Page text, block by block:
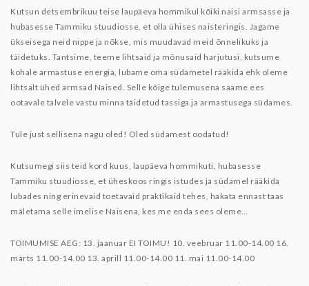
Kutsun detsembrikuu teise laupäeva hommikul kõiki naisi armsasse ja
hubasesse Tammiku stuudiosse, et olla ühises naisteringis. Jagame
ükseisega neid nippe ja nõkse, mis muudavad meid õnnelikuks ja
täidetuks. Tantsime, teeme lihtsaid ja mõnusaid harjutusi, kutsume
kohale armastuse energia, lubame oma südametel rääkida ehk oleme
lihtsalt ühed armsad Naised. Selle kõige tulemusena saame ees
ootavale talvele vastu minna täidetud tassiga ja armastusega südames.
Tule just sellisena nagu oled! Oled südamest oodatud!
Kutsumegi siis teid kord kuus, laupäeva hommikuti, hubasesse
Tammiku stuudiosse, et üheskoos ringis istudes ja südamel rääkida
lubades ning erinevaid toetavaid praktikaid tehes, hakata ennast taas
mäletama selle imelise Naisena, kes me enda sees oleme…
TOIMUMISE AEG: 13. jaanuar EI TOIMU! 10. veebruar 11.00-14.00 16.
märts 11.00-14.00 13. aprill 11.00-14.00 11. mai 11.00-14.00